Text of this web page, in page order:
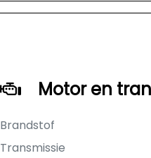
Motor en
Brandstof
Transmissie